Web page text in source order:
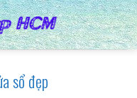
sổ đẹp